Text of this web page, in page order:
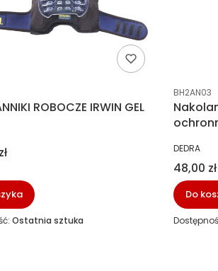
ROBOCZE IRWIN GEL
Ostatnia sztuka
Kod
BH2AN03
PRODUCENT
DEDRA
Cena
48,00 zł
Do